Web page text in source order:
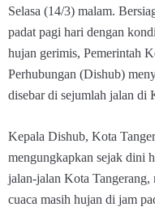
Selasa (14/3) malam.
padat pagi hari dengan
hujan gerimis, Pemerintah
Perhubungan (Dishub)
disebar di sejumlah jalan di
Kepala Dishub, Kota
mengungkapkan sejak dini
jalan-jalan Kota Tangerang,
cuaca masih hujan di jam